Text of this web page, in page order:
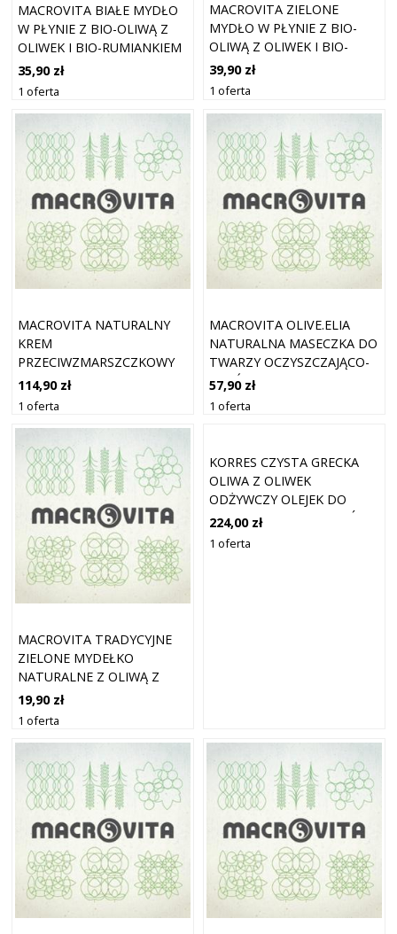
MACROVITA BIAŁE MYDŁO
W PŁYNIE Z BIO-OLIWĄ Z
OLIWEK I BIO-RUMIANKIEM
300 ML
35,90 zł
1 oferta
MACROVITA ZIELONE
MYDŁO W PŁYNIE Z BIO-
OLIWĄ Z OLIWEK I BIO-
RUMIANKIEM 300 ML
39,90 zł
1 oferta
MACROVITA NATURALNY
KREM
PRZECIWZMARSZCZKOWY
POD OCZY Z BIO-OLIWĄ I
MLECZKIEM PSZCZELIM
114,90 zł
1 oferta
MACROVITA OLIVE.ELIA
NATURALNA MASECZKA DO
TWARZY OCZYSZCZAJĄCO-
ROZŚWIETLAJĄCA Z BIO-
OLIWĄ I MORWĄ 50ML
57,90 zł
1 oferta
MACROVITA TRADYCYJNE
ZIELONE MYDEŁKO
NATURALNE Z OLIWĄ Z
OLIWEK 125 G
19,90 zł
1 oferta
KORRES CZYSTA GRECKA
OLIWA Z OLIWEK
ODŻYWCZY OLEJEK DO
TWARZY, CIAŁA I WŁOSÓW
100 ML
224,00 zł
1 oferta